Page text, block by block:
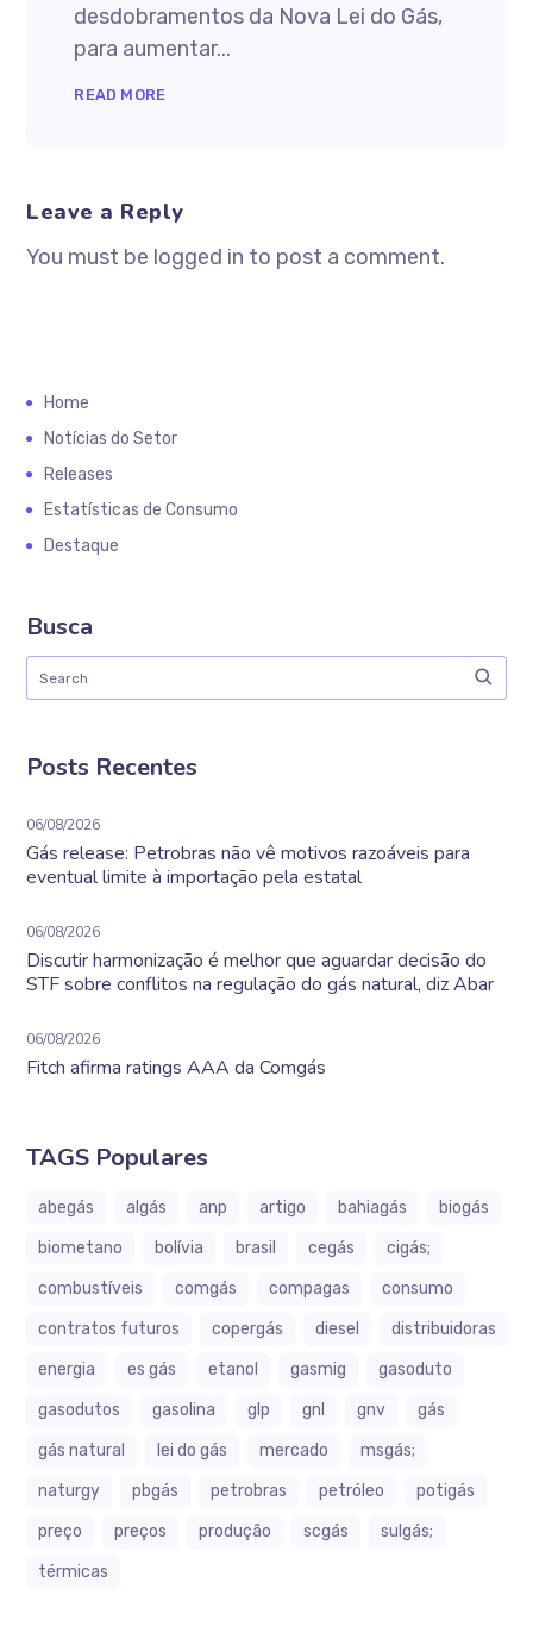
desdobramentos da Nova Lei do Gás,
para aumentar...
READ MORE
Leave a Reply
You must be logged in to post a comment.
Home
Notícias do Setor
Releases
Estatísticas de Consumo
Destaque
Busca
Posts Recentes
06/08/2026
Gás release: Petrobras não vê motivos razoáveis para
eventual limite à importação pela estatal
06/08/2026
Discutir harmonização é melhor que aguardar decisão do
STF sobre conflitos na regulação do gás natural, diz Abar
06/08/2026
Fitch afirma ratings AAA da Comgás
TAGS Populares
abegás algás anp artigo bahiagás
biogás
biometano
bolívia brasil cegás
cigás;
combustíveis
comgás compagas
consumo
contratos futuros
copergás diesel
distribuidoras
energia
es gás etanol gasmig
gasoduto
gasodutos
gasolina glp gnl gnv
gás
gás natural
lei do gás mercado
msgás;
naturgy
pbgás petrobras petróleo
potigás
preço
preços produção scgás
sulgás;
térmicas